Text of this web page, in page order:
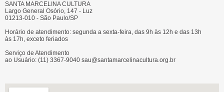
SANTA MARCELINA CULTURA
Largo General Osório, 147 - Luz
01213-010 - São Paulo/SP
Horário de atendimento: segunda a sexta-feira, das 9h às 12h e das 13h
às 17h, exceto feriados
Serviço de Atendimento
ao Usuário: (11) 3367-9040 sau@santamarcelinacultura.org.br